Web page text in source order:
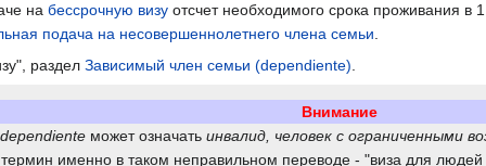
на бессрочную визуотсчет необходимого срока проживания в
подача на несовершеннолетнего члена семьи
раздел Зависимый член семьи (dependiente)
Внимание
dependiente может означать инвалид, человек с ограниченными
термин именно в таком неправильном переводе - "виза для